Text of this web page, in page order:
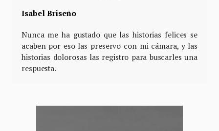
Isabel Briseño
Nunca me ha gustado que las historias felices se
acaben por eso las preservo con mi cámara, y las
historias dolorosas las registro para buscarles una
respuesta.